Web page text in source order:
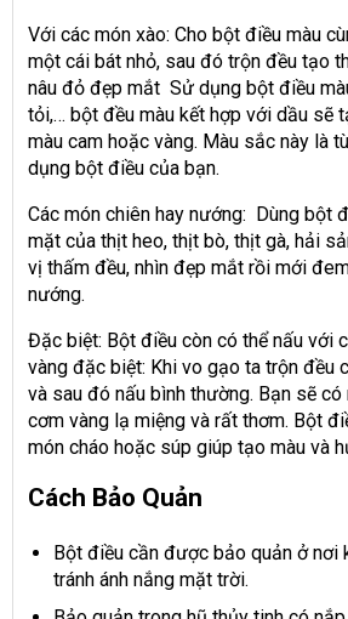
Với các món xào: Cho bột điều màu
một cái bát nhỏ, sau đó trộn đều tạo
nâu đỏ đẹp mắt Sử dụng bột điều
tỏi,… bột đều màu kết hợp với dầu sẽ
màu cam hoặc vàng. Màu sắc này là
dụng bột điều của bạn.
Các món chiên hay nướng: Dùng bột
mặt của thịt heo, thịt bò, thịt gà, hải
vị thấm đều, nhìn đẹp mắt rồi mới
nướng.
Đặc biệt: Bột điều còn có thể nấu với
vàng đặc biệt: Khi vo gạo ta trộn đều
và sau đó nấu bình thường. Bạn sẽ
cơm vàng lạ miệng và rất thơm. Bột
món cháo hoặc súp giúp tạo màu và
Cách Bảo Quản
Bột điều cần được bảo quản ở nơi
tránh ánh nắng mặt trời.